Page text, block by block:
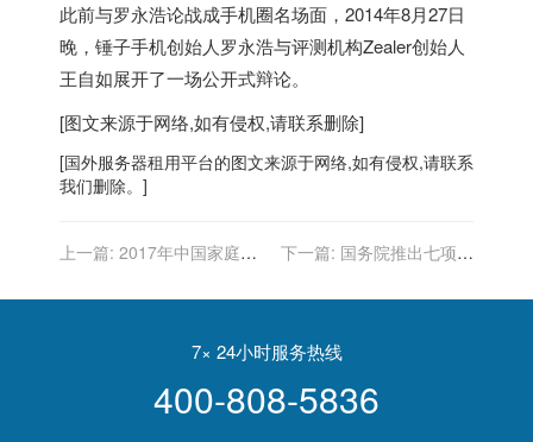
此前与罗永浩论战成手机圈名场面，2014年8月27日
晚，锤子手机创始人罗永浩与评测机构Zealer创始人
王自如展开了一场公开式辩论。
[图文来源于网络,如有侵权,请联系删除]
[国外服务器租用平台的图文来源于网络,如有侵权,请联系
我们删除。]
上一篇: 2017年中国家庭服
下一篇: 国务院推出七项政
务
7× 24小时服务热线
400-808-5836